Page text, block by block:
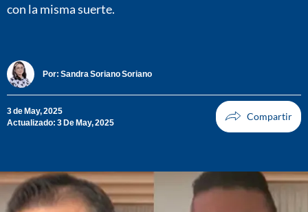
con la misma suerte.
Por: Sandra Soriano Soriano
3 de May, 2025
Actualizado: 3 De May, 2025